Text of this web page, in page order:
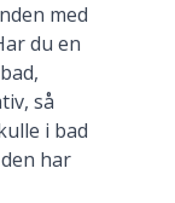
med
du en
så
i bad
har